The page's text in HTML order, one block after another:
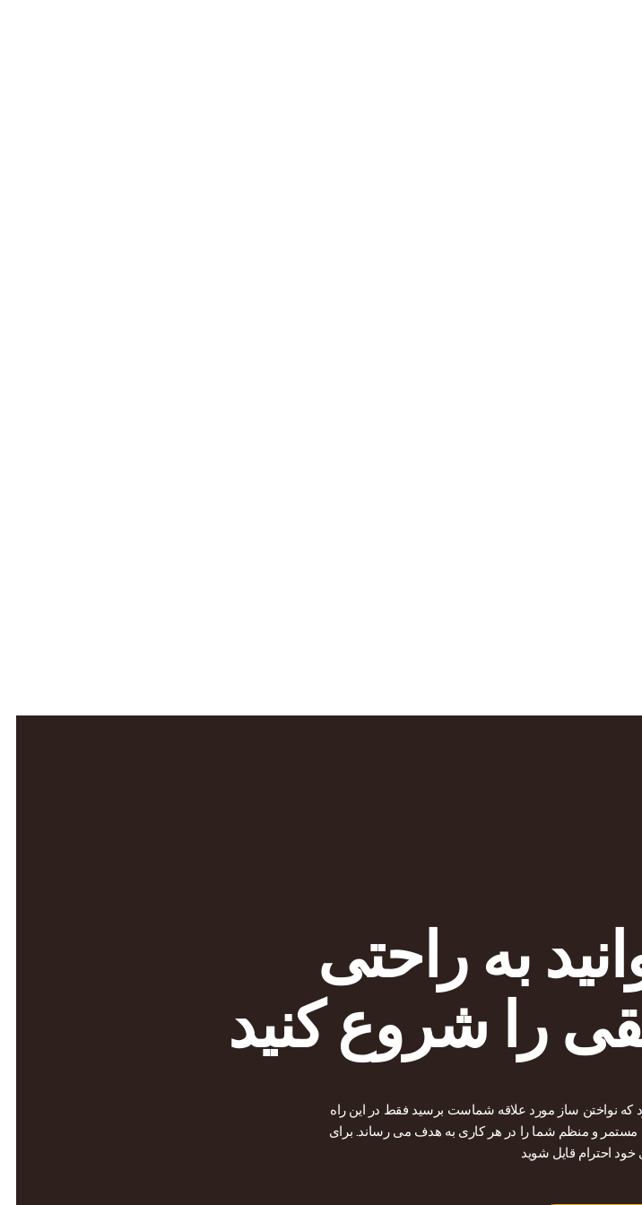
به راحتی
را شروع کنید
که نواختن ساز مورد علاقه شماست برسید فقط در این راه
مستمر و منظم شما را در هر کاری به هدف می رساند. برای
خود احترام قایل شوید